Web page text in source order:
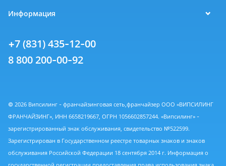
Информация
+7 (831) 435-12-00
8 800 200-00-92
© 2026 Випсилинг - франчайзинговая сеть,франчайзер ООО «ВИПСИЛИНГ
ФРАНЧАЙЗИНГ», ИНН 6658219667, ОГРН 1056602857244. «Випсилинг» -
зарегистрированный знак обслуживания, свидетельство №522599.
Зарегистрирован в Государственном реестре товарных знаков и знаков
обслуживания Российской Федерации 18 сентября 2014 г. Информация о